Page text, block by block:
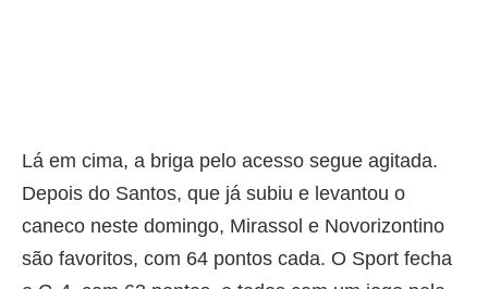
Lá em cima, a briga pelo acesso segue agitada.
Depois do Santos, que já subiu e levantou o
caneco neste domingo, Mirassol e Novorizontino
são favoritos, com 64 pontos cada. O Sport fecha